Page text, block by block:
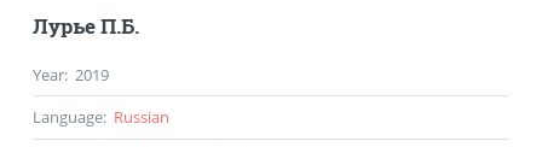
Лурье П.Б.
Year: 2019
Language: Russian